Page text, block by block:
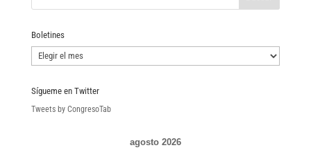
Boletines
Boletines
Sígueme en Twitter
Tweets by CongresoTab
agosto 2026